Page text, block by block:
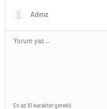
En az 10 karakter gerekli